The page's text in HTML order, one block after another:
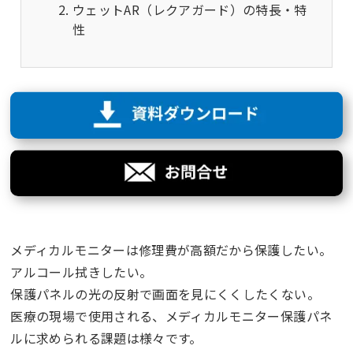
ウェットAR（レクアガード）の特長・特
性
メディカルモニターは修理費が高額だから保護したい。
アルコール拭きしたい。
保護パネルの光の反射で画面を見にくくしたくない。
医療の現場で使用される、メディカルモニター保護パネ
ルに求められる課題は様々です。